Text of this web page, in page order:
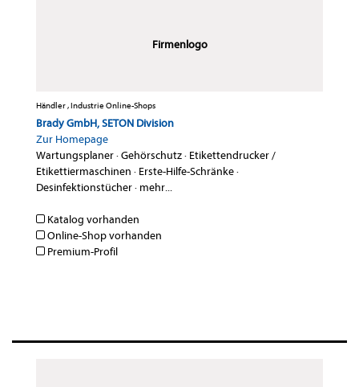
Firmenlogo
Händler , Industrie Online-Shops
Brady GmbH, SETON Division
Zur Homepage
Wartungsplaner·Gehörschutz· Etikettendrucker /
Etikettiermaschinen · Erste-Hilfe-Schränke·
Desinfektionstücher· mehr...
Katalog vorhanden
Online-Shop vorhanden
Premium-Profil